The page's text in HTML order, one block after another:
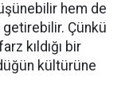
hem de
Çünkü
kıldığı bir
kültürüne